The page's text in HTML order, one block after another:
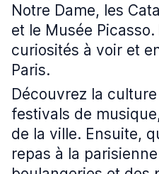
Notre Dame, les
et le Musée
curiosités à voir et
Paris.
Découvrez la
festivals de
de la ville. Ensuite,
repas à la